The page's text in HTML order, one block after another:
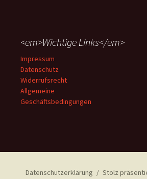
<em>Wichtige Links</em>
Impressum
Datenschutz
Widerrufsrecht
Allgemeine
Geschäftsbedingungen
Datenschutzerklärung Stolz